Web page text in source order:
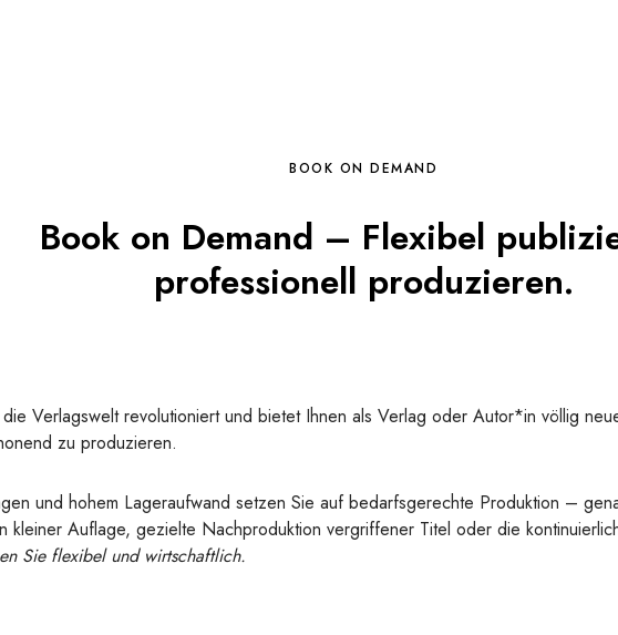
BOOK ON DEMAND
Book on Demand – Flexibel
professionell produzieren.
Verlagswelt revolutioniert und bietet Ihnen als Verlag oder Autor*in völlig
zu produzieren.
und hohem Lageraufwand setzen Sie auf bedarfsgerechte Produktion –
kleiner Auflage, gezielte Nachproduktion vergriffener Titel oder die
Sie flexibel und wirtschaftlich.